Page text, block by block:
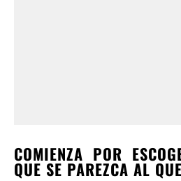
COMIENZA POR
QUE SE PAREZCA AL